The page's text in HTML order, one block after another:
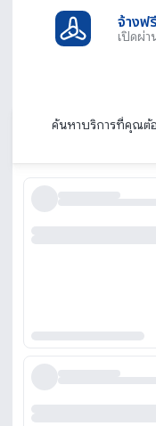
จ้าง
เปิดผ่
รับจ้างตัดหญ้าตั